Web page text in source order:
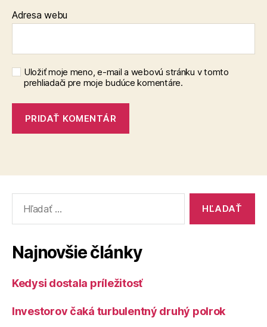
Adresa webu
Uložiť moje meno, e-mail a webovú stránku v tomto
prehliadači pre moje budúce komentáre.
Najnovšie články
Kedysi dostala príležitosť
Investorov čaká turbulentný druhý polrok